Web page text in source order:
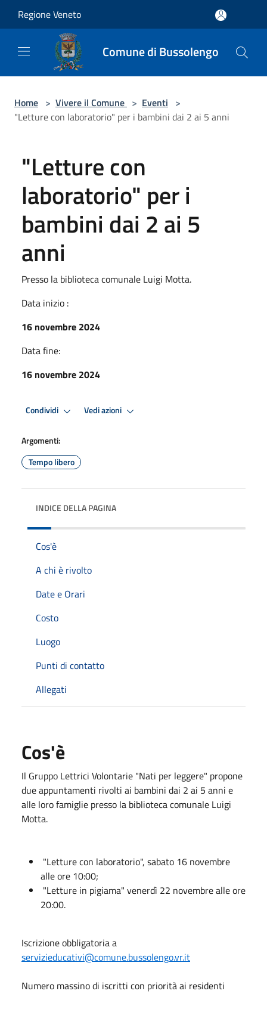
Regione Veneto
Comune di Bussolengo
Home > Vivere il Comune > Eventi >
"Letture con laboratorio" per i bambini dai 2 ai 5 anni
"Letture con
laboratorio" per i
bambini dai 2 ai 5
anni
Presso la biblioteca comunale Luigi Motta.
Data inizio :
16 novembre 2024
Data fine:
16 novembre 2024
Condividi Vedi azioni
Argomenti:
Tempo libero
INDICE DELLA PAGINA
Cos'è
A chi è rivolto
Date e Orari
Costo
Luogo
Punti di contatto
Allegati
Cos'è
Il Gruppo Lettrici Volontarie "Nati per leggere" propone
due appuntamenti rivolti ai bambini dai 2 ai 5 anni e
alle loro famiglie presso la biblioteca comunale Luigi
Motta.
"Letture con laboratorio", sabato 16 novembre
alle ore 10:00;
"Letture in pigiama" venerdì 22 novembre alle ore
20:00.
Iscrizione obbligatoria a
servizieducativi@comune.bussolengo.vr.it
Numero massino di iscritti con priorità ai residenti